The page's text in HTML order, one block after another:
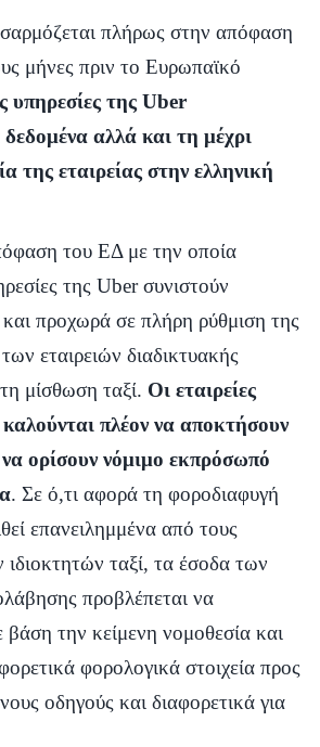
πλήρως στην απόφαση
μήνες πριν το Ευρωπαϊκό
υπηρεσίες της Uber
αλλά και τη μέχρι
της εταιρείας στην ελληνική
του ΕΔ με την οποία
της Uber συνιστούν
προχωρά σε πλήρη ρύθμιση της
εταιρειών διαδικτυακής
μίσθωση ταξί. Οι εταιρείες
πλέον να αποκτήσουν
να ορίσουν νόμιμο εκπρόσωπό
. Σε ό,τι αφορά τη φοροδιαφυγή
επανειλημμένα από τους
ταξί, τα έσοδα των
προβλέπεται να
βάση την κείμενη νομοθεσία και
φορολογικά στοιχεία προς
οδηγούς και διαφορετικά για